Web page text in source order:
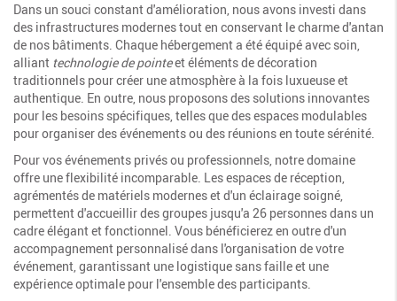
Dans un souci constant d'amélioration, nous avons investi dans
des infrastructures modernes tout en conservant le charme d'antan
de nos bâtiments. Chaque hébergement a été équipé avec soin,
alliant technologie de pointeet éléments de décoration
traditionnels pour créer une atmosphère à la fois luxueuse et
authentique. En outre, nous proposons des solutions innovantes
pour les besoins spécifiques, telles que des espaces modulables
pour organiser des événements ou des réunions en toute sérénité.
Pour vos événements privés ou professionnels, notre domaine
offre une flexibilité incomparable. Les espaces de réception,
agrémentés de matériels modernes et d'un éclairage soigné,
permettent d'accueillir des groupes jusqu'a 26 personnes dans un
cadre élégant et fonctionnel. Vous bénéficierez en outre d'un
accompagnement personnalisé dans l'organisation de votre
événement, garantissant une logistique sans faille et une
expérience optimale pour l'ensemble des participants.